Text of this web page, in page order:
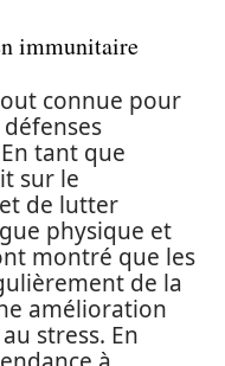
immunitaire
connue pour
tant que
sur le
de lutter
physique et
montré que les
de la
amélioration
stress. En